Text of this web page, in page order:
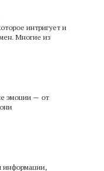
интригует и
Многие из
эмоции — от
информации,